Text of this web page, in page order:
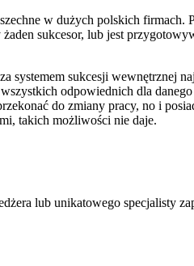
w dużych polskich
sukcesor, lub jest
systemem sukcesji wewnętrznej
odpowiednich dla
do zmiany pracy, no i
takich możliwości nie daje.
lub unikatowego specjalisty